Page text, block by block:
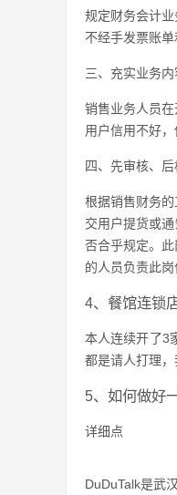
规定财务会计
不经手发票账
三、充实业务内
销售业务人员
用户信用不好
四、先审核、
根据销售财务
交用户提货或
否合乎规定。
的人员负责此岗
4、餐馆连锁
本人连续开了3
都是请人打理
5、如何做好
详细点
DuDuTalk是武